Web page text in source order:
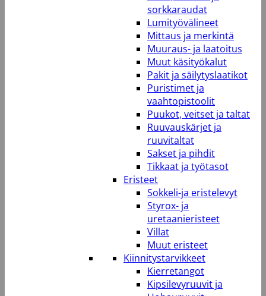
sorkkaraudat
Lumityövälineet
Mittaus ja merkintä
Muuraus- ja laatoitus
Muut käsityökalut
Pakit ja säilytyslaatikot
Puristimet ja
vaahtopistoolit
Puukot, veitset ja taltat
Ruuvauskärjet ja
ruuvitaltat
Sakset ja pihdit
Tikkaat ja työtasot
Eristeet
Sokkeli-ja eristelevyt
Styrox- ja
uretaanieristeet
Villat
Muut eristeet
Kiinnitystarvikkeet
Kierretangot
Kipsilevyruuvit ja